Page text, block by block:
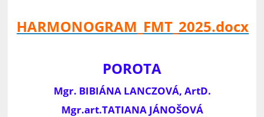
HARMONOGRAM_FMT_2025.docx
POROTA
Mgr. BIBIÁNA LANCZOVÁ, ArtD.
Mgr.art.TATIANA JÁNOŠOVÁ